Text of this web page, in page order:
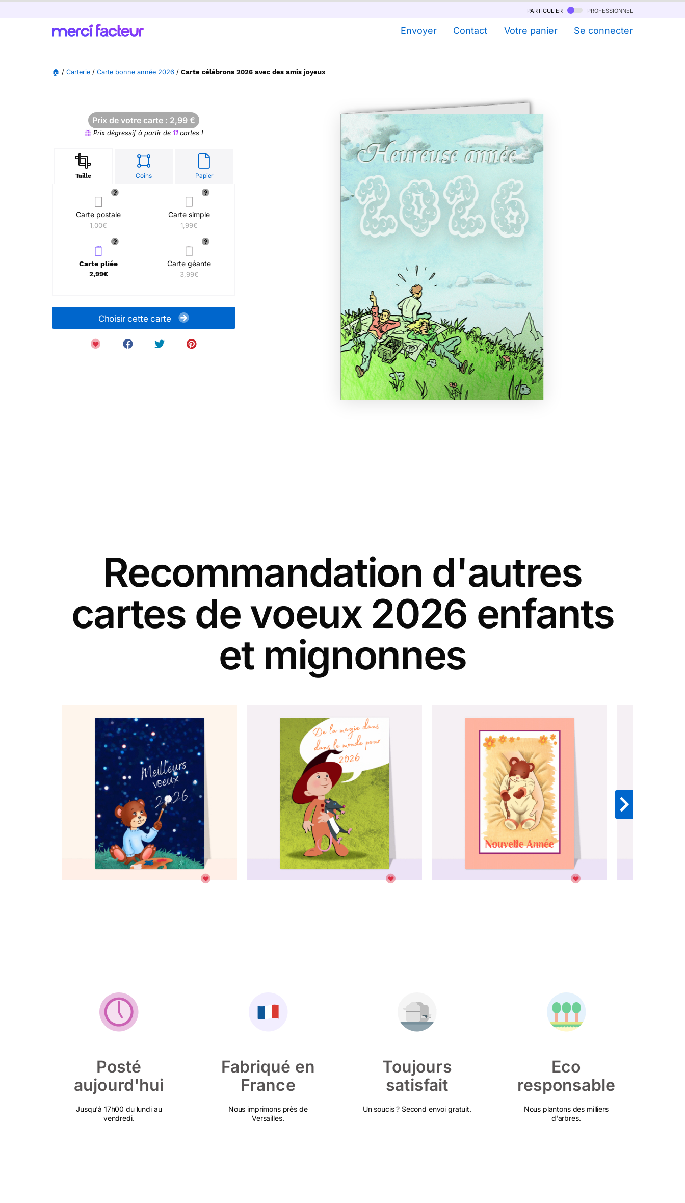
particulier professionnel
Envoyer Contact Votre panier Se connecter
🏠 / Carterie / Carte bonne année 2026 / Carte célébrons 2026 avec des amis joyeux
Prix de votre carte : 2,99 €
Prix dégressif à partir de 11cartes !
Taille Coins Papier
Carte postale
1,00€
Carte simple
1,99€
Carte pliée
2,99€
Carte géante
3,99€
Choisir cette carte
Recommandation d'autres
cartes de voeux 2026 enfants
et mignonnes
Posté
aujourd'hui
Jusqu'à 17h00 du lundi au
vendredi.
Fabriqué en
France
Nous imprimons près de
Versailles.
Toujours
satisfait
Un soucis ? Second envoi gratuit.
Eco
responsable
Nous plantons des milliers
d'arbres.